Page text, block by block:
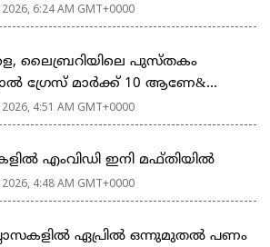
2026, 6:24 AM GMT+0000
ലൈബ്രറിയിലെ പുസ്തകം
ഗ്രേസ് മാര്‍ക്ക് 10 ആണേ&...
2026, 4:51 AM GMT+0000
എംവിഡി ഇനി മഫ്തിയില്‍
2026, 4:48 AM GMT+0000
ഏപ്രില്‍ ഒന്നുമുതല്‍ പണം